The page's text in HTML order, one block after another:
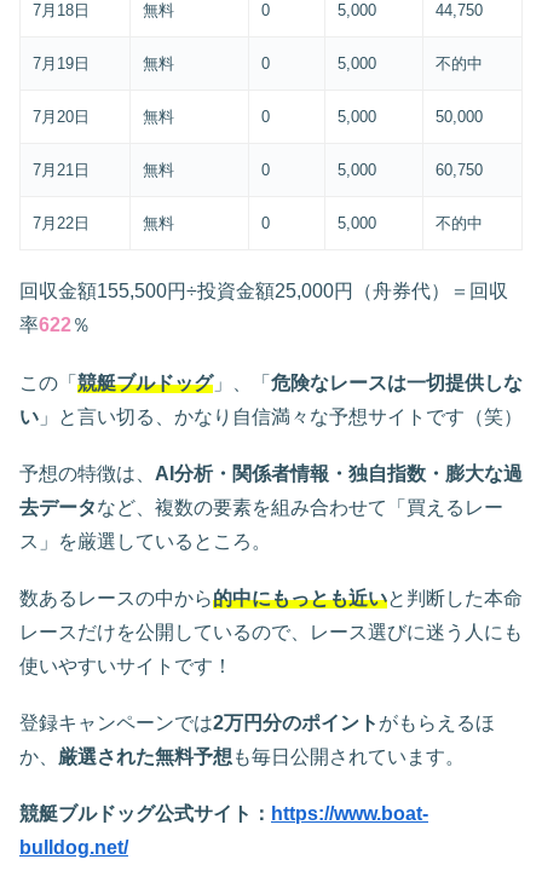
7月18日 無料 0 5,000 44,750
7月19日 無料 0 5,000 不的中
7月20日 無料 0 5,000 50,000
7月21日 無料 0 5,000 60,750
7月22日 無料 0 5,000 不的中
回収金額155,500円÷投資金額25,000円（舟券代）＝回収
率622％
この「 競艇ブルドッグ」、「 危険なレースは一切提供しな
い 」と言い切る、かなり自信満々な予想サイトです（笑）
予想の特徴は、 AI分析・関係者情報・独自指数・膨大な過
去データなど、複数の要素を組み合わせて「買えるレー
ス」を厳選しているところ。
数あるレースの中から的中にもっとも近いと判断した本命
レースだけを公開しているので、レース選びに迷う人にも
使いやすいサイトです！
登録キャンペーンでは2万円分のポイント がもらえるほ
か、 厳選された無料予想 も毎日公開されています。
競艇ブルドッグ公式サイト： https://www.boat-
bulldog.net/